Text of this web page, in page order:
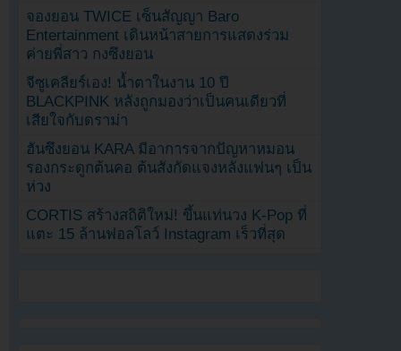
จองยอน TWICE เซ็นสัญญา Baro
Entertainment เดินหน้าสายการแสดงร่วม
ค่ายพี่สาว กงซึงยอน
จีซูเคลียร์เอง! น้ำตาในงาน 10 ปี
BLACKPINK หลังถูกมองว่าเป็นคนเดียวที่
เสียใจกับดราม่า
ฮันซึงยอน KARA มีอาการจากปัญหาหมอน
รองกระดูกต้นคอ ต้นสังกัดแจงหลังแฟนๆ เป็น
ห่วง
CORTIS สร้างสถิติใหม่! ขึ้นแท่นวง K-Pop ที่
แตะ 15 ล้านฟอลโลว์ Instagram เร็วที่สุด